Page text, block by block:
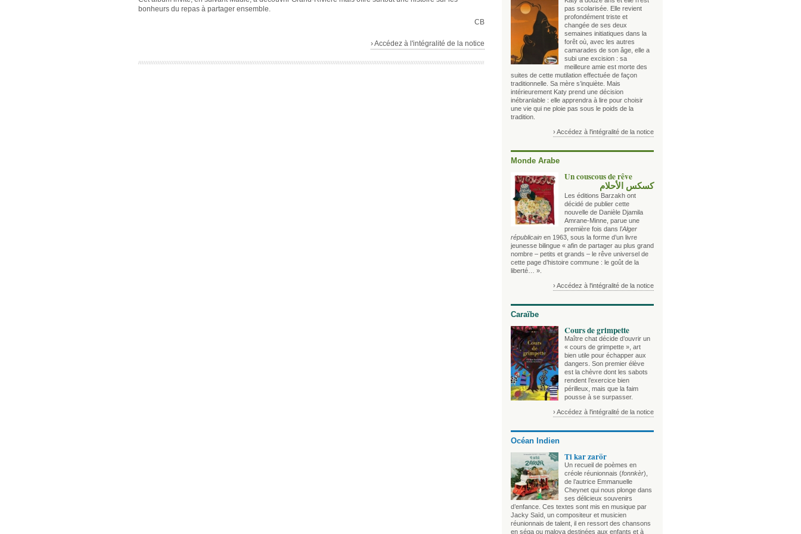
bonheurs du repas à partager ensemble.
CB
› Accédez à l'intégralité de la notice
pas scolarisée. Elle revient
profondément triste et
changée de ses deux
semaines initiatiques dans la
forêt où, avec les autres
camarades de son âge, elle a
subi une excision : sa
meilleure amie est morte des
suites de cette mutilation effectuée de façon
traditionnelle. Sa mère s’inquiète. Mais
intérieurement Katy prend une décision
inébranlable : elle apprendra à lire pour choisir
une vie qui ne ploie pas sous le poids de la
tradition.
› Accédez à l'intégralité de la notice
Monde Arabe
Un couscous de rêve
كسكس الأحلام
Les éditions Barzakh ont
décidé de publier cette
nouvelle de Danièle Djamila
Amrane-Minne, parue une
première fois dans l’Alger
républicain en 1963, sous la forme d’un livre
jeunesse bilingue « afin de partager au plus grand
nombre – petits et grands – le rêve universel de
cette page d’histoire commune : le goût de la
liberté… ».
› Accédez à l'intégralité de la notice
Caraïbe
Cours de grimpette
Maître chat décide d’ouvrir un
« cours de grimpette », art
bien utile pour échapper aux
dangers. Son premier élève
est la chèvre dont les sabots
rendent l’exercice bien
périlleux, mais que la faim
pousse à se surpasser.
› Accédez à l'intégralité de la notice
Océan Indien
Ti kar zarör
Un recueil de poèmes en
créole réunionnais (fonnkèr),
de l’autrice Emmanuelle
Cheynet qui nous plonge dans
ses délicieux souvenirs
d’enfance. Ces textes sont mis en musique par
Jacky Saïd, un compositeur et musicien
réunionnais de talent, il en ressort des chansons
en séga ou maloya destinées aux enfants et à